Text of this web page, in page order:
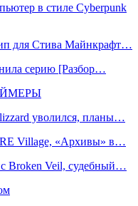
в стиле Cyberpunk
для Стива Майнкрафт…
серию [Разбор…
уволился, планы…
RE Village, «Архивы» в…
Broken Veil, судебный…